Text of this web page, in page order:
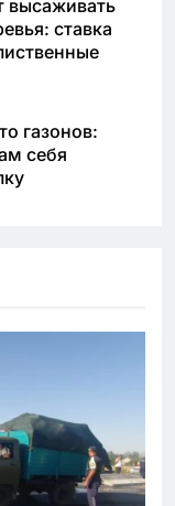
высаживать
ставка
газонов:
себя